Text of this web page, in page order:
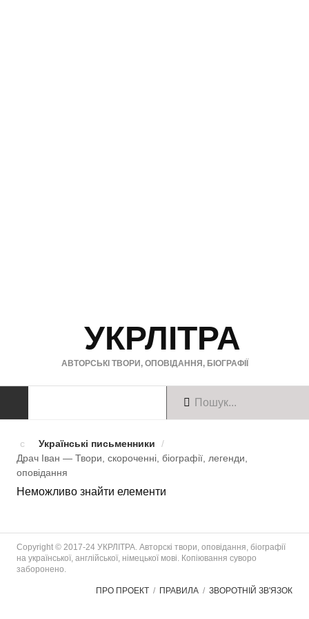
УКРЛІТРА
АВТОРСЬКІ ТВОРИ, ОПОВІДАННЯ, БІОГРАФІЇ
Твори українською
Твори англійською
БІОГРАФІЇ
Українські письменники
Українські письменники
/
Драч Іван — Твори, скороченні, біографії, легенди,
оповiдання
Неможливо знайти елементи
Copyright © 2017-24 УКРЛІТРА. Авторскі твори, оповідання, біографії
на української, англійської, німецької мові. Копіювання суворо
заборонено.
ПРО ПРОЕКТ ПРАВИЛА ЗВОРОТНІЙ ЗВ'ЯЗОК